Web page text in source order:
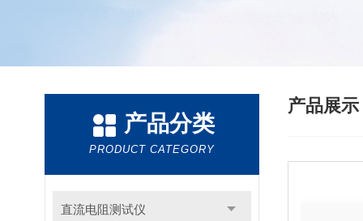
产品分类
PRODUCT CATEGORY
直流电阻测试仪
产品展示